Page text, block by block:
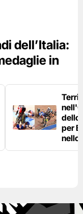
dell’Italia:
in
dello
per
nello